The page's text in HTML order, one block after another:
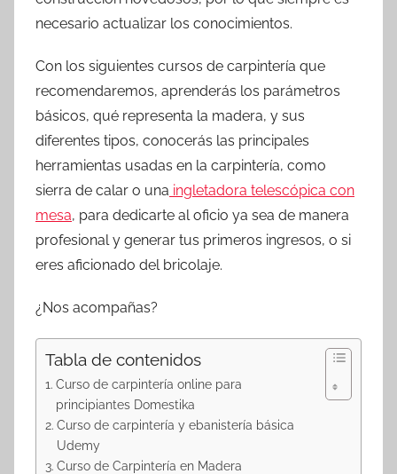
necesario actualizar los conocimientos.
Con los siguientes cursos de carpintería que
recomendaremos, aprenderás los parámetros
básicos, qué representa la madera, y sus
diferentes tipos, conocerás las principales
herramientas usadas en la carpintería, como
sierra de calar o una ingletadora telescópica con
mesa, para dedicarte al oficio ya sea de manera
profesional y generar tus primeros ingresos, o si
eres aficionado del bricolaje.
¿Nos acompañas?
Tabla de contenidos
Curso de carpintería online para
principiantes Domestika
Curso de carpintería y ebanistería básica
Udemy
Curso de Carpintería en Madera